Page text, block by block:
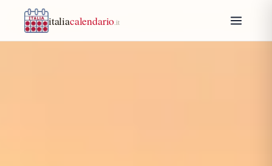
italiacalendario .it